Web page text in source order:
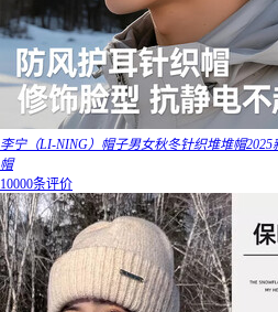
李宁（LI-NING）帽子男女秋冬针织堆堆帽
帽
10000条评价